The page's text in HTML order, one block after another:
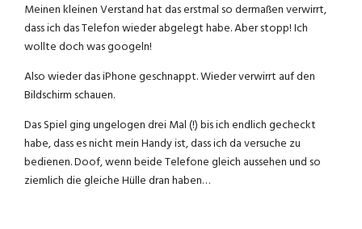
Meinen kleinen Verstand hat das erstmal so dermaßen verwirrt,
dass ich das Telefon wieder abgelegt habe. Aber stopp! Ich
wollte doch was googeln!
Also wieder das iPhone geschnappt. Wieder verwirrt auf den
Bildschirm schauen.
Das Spiel ging ungelogen drei Mal (!) bis ich endlich gecheckt
habe, dass es nicht mein Handy ist, dass ich da versuche zu
bedienen. Doof, wenn beide Telefone gleich aussehen und so
ziemlich die gleiche Hülle dran haben…